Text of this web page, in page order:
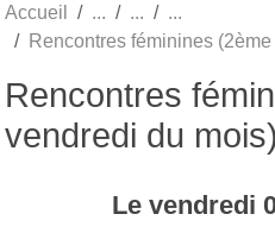
Accueil
Rencontres féminines
Rencontres
vendredi du mois)
Le vendredi